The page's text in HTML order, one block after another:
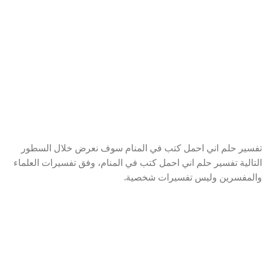
تفسير حلم اني احمل كتب في المنام سوف نعرض خلال السطور
التالية تفسير حلم اني احمل كتب في المنام، وفق تفسيرات العلماء
والمفسرين وليس تفسيرات شخصية.